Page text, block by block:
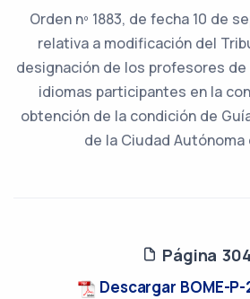
Orden nº 1883, de fecha 10 de
relativa a modificación del
designación de los profesores
idiomas participantes en la
obtención de la condición de
de la Ciudad Autónoma
Página
Descargar BOME-